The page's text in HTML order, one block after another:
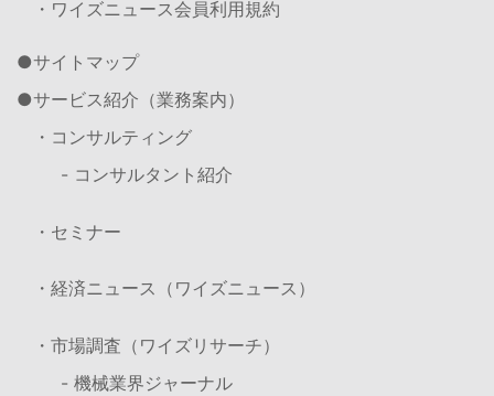
・ワイズニュース会員利用規約
サイトマップ
サービス紹介（業務案内）
・コンサルティング
- コンサルタント紹介
・セミナー
・経済ニュース（ワイズニュース）
・市場調査（ワイズリサーチ）
- 機械業界ジャーナル